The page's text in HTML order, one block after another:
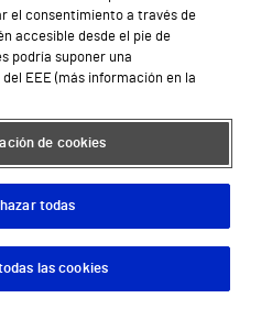
somos
en Vithas
Cita Médica
al Cliente
el consentimiento a través de
accesible desde el pie de
podría suponer una
EEE (más información en la
de cookies
todas
las cookies